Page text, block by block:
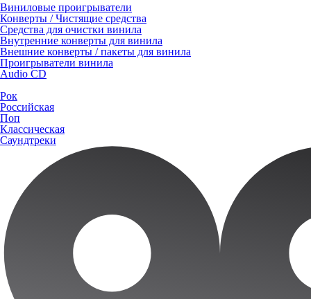
Виниловые проигрыватели
Конверты / Чистящие средства
Средства для очистки винила
Внутренние конверты для винила
Внешние конверты / пакеты для винила
Проигрыватели винила
Audio CD
Рок
Российская
Поп
Классическая
Саундтреки